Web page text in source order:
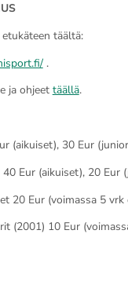
täältä:
.
ja ohjeet täällä.
(aikuiset), 30 Eur
Eur (aikuiset), 20 Eur
20 Eur (voimassa 5
(2001) 10 Eur